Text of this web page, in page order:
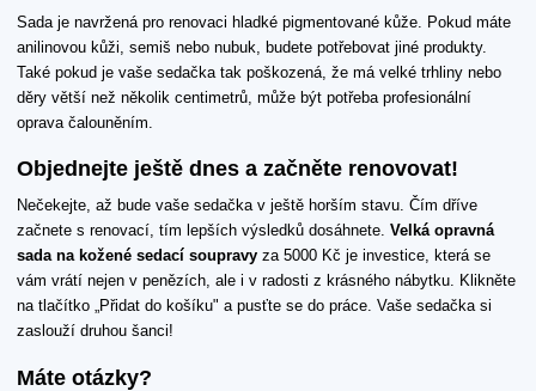
Sada je navržená pro renovaci hladké pigmentované kůže. Pokud máte
anilinovou kůži, semiš nebo nubuk, budete potřebovat jiné produkty.
Také pokud je vaše sedačka tak poškozená, že má velké trhliny nebo
děry větší než několik centimetrů, může být potřeba profesionální
oprava čalouněním.
Objednejte ještě dnes a začněte renovovat!
Nečekejte, až bude vaše sedačka v ještě horším stavu. Čím dříve
začnete s renovací, tím lepších výsledků dosáhnete. Velká opravná
sada na kožené sedací soupravy za 5000 Kč je investice, která se
vám vrátí nejen v penězích, ale i v radosti z krásného nábytku. Klikněte
na tlačítko „Přidat do košíku" a pusťte se do práce. Vaše sedačka si
zaslouží druhou šanci!
Máte otázky?